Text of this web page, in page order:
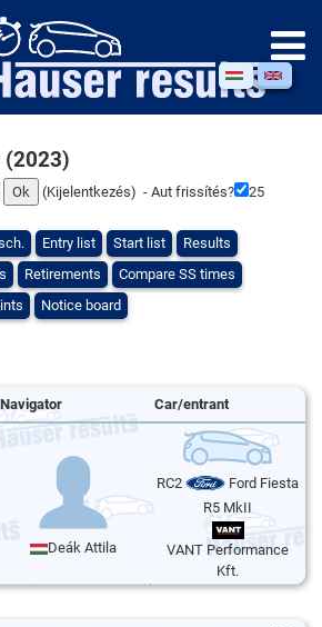
(2023)
(Kijelentkezés) - Aut frissítés? 25
Entry list Start list
Results
Retirements
Compare SS times
Notice board
Navigator Car/entrant
Deák Attila
RC2
Ford Fiesta
R5 MkII
VANT Performance
Kft.